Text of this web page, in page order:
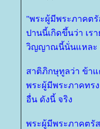
"พระผู้มีพระภาคต
ปานนี้เกิดขึ้นว่า เร
วิญญาณนี้นั่นแหละ
สาติภิกษุทูลว่า ข้า
พระผู้มีพระภาคทร
อื่น ดังนี้ จริง
พระผู้มีพระภาคตรั